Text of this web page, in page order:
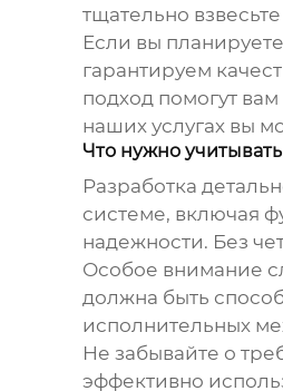
тщательно
Если вы
гарантируем
подход помогут
наших услугах вы
Что нужно
Разработка
системе, включая
надежности. Без
Особое внимание
должна быть
исполнительных
Не забывайте о
эффективно